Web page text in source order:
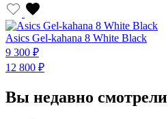
Asics Gel-kahana 8 White Black
9 300 ₽
12 800 ₽
Вы недавно смотрели